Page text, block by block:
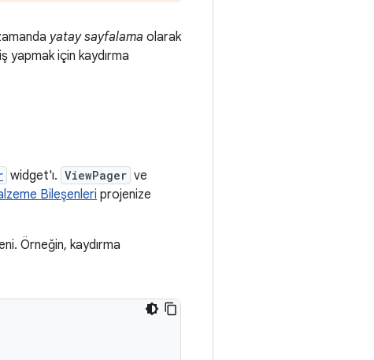
yatay sayfalama olarak
yapmak için kaydırma
widget'ı. ViewPager ve
Bileşenleri projenize
Örneğin, kaydırma